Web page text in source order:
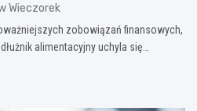
Wieczorek
zobowiązań finansowych,
alimentacyjny uchyla się…